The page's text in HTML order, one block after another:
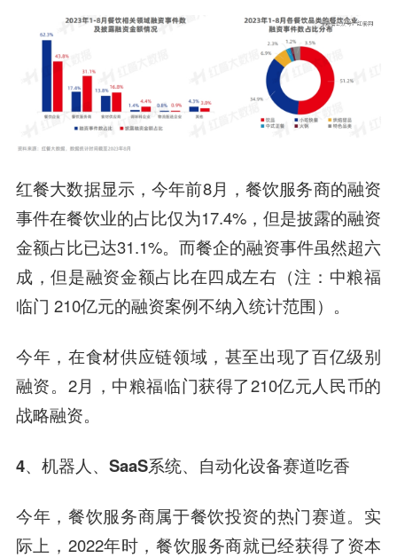
红餐大数据显示，今年前8月，餐饮服务商的融资
事件在餐饮业的占比仅为17.4%，但是披露的融资
金额占比已达31.1%。而餐企的融资事件虽然超六
成，但是融资金额占比在四成左右（注：中粮福
临门 210亿元的融资案例不纳入统计范围）。
今年，在食材供应链领域，甚至出现了百亿级别
融资。2月，中粮福临门获得了210亿元人民币的
战略融资。
4、机器人、SaaS系统、自动化设备赛道吃香
今年，餐饮服务商属于餐饮投资的热门赛道。实
际上，2022年时，餐饮服务商就已经获得了资本